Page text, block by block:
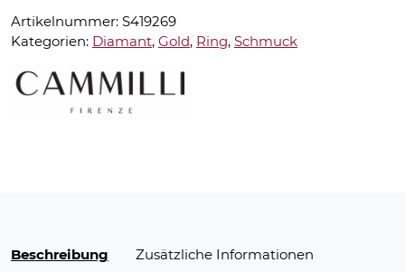
Menge
Artikelnummer: S419269
Kategorien: Diamant, Gold, Ring, Schmuck
Beschreibung
Zusätzliche Informationen